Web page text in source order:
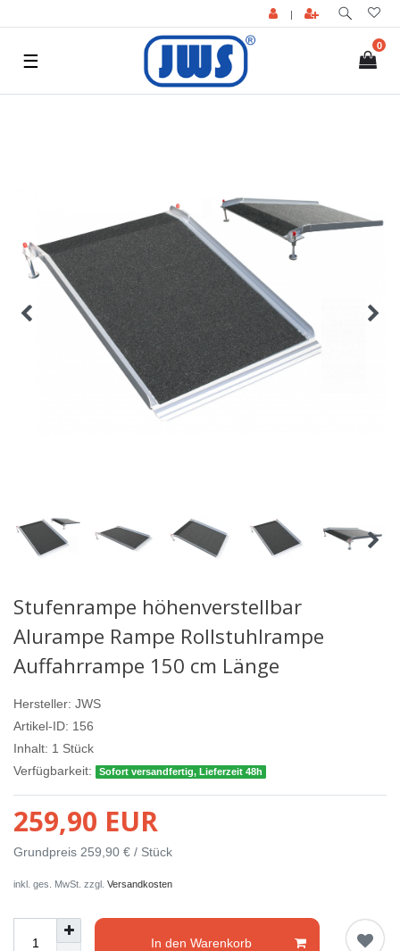
|
0
☰
Stufenrampe höhenverstellbar
Alurampe Rampe Rollstuhlrampe
Auffahrrampe 150 cm Länge
Hersteller: JWS
Artikel-ID: 156
Inhalt: 1 Stück
Verfügbarkeit:
Sofort versandfertig, Lieferzeit 48h
259,90 EUR
Grundpreis 259,90 € / Stück
inkl. ges. MwSt. zzgl. Versandkosten
In den Warenkorb